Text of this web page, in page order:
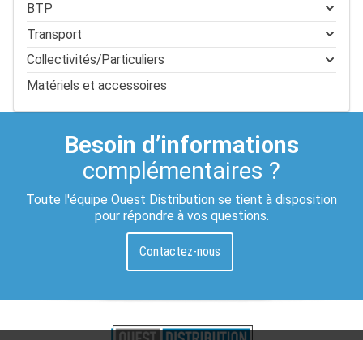
BTP
Transport
Collectivités/Particuliers
Matériels et accessoires
Besoin d’informations
complémentaires ?
Toute l'équipe Ouest Distribution se tient à disposition
pour répondre à vos questions.
Contactez-nous